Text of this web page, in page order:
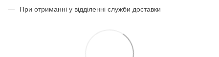
При отриманні у відділенні служби доставки